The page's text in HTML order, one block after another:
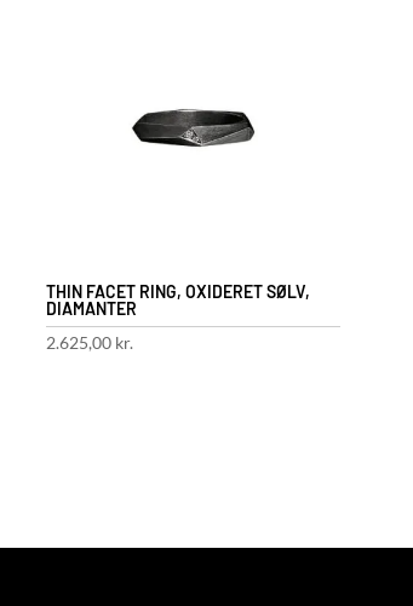
THIN FACET RING, OXIDERET SØLV,
DIAMANTER
2.625,00 kr.